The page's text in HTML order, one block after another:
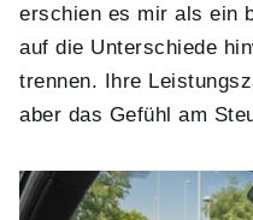
erschien es mir als ein
auf die Unterschiede
trennen. Ihre
aber das Gefühl am